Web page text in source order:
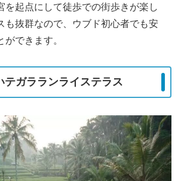
を起点にして徒歩での街歩きが楽し
も抜群なので、ウブド初心者でも安
できます。
テガラランライステラス